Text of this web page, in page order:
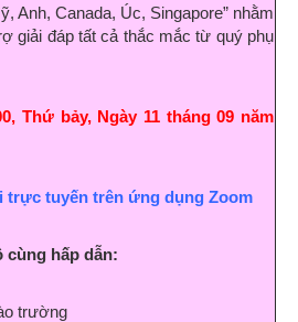
Anh, Canada, Úc, Singapore” nhằm
giải đáp tất cả thắc mắc từ quý phụ
Thứ bảy, Ngày 11 tháng 09 năm
tuyến trên ứng dụng Zoom
hấp dẫn:
trường